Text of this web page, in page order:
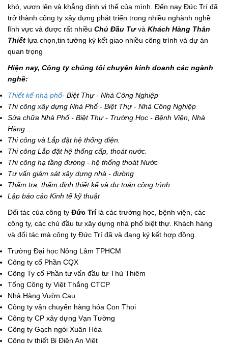
khó, vươn lên và khẳng định vị thế của mình. Đến nay Đức Trí đã
trở thành công ty xây dựng phát triển trong nhiều nghành nghề
lĩnh vực và được rất nhiều Chủ Đầu Tưvà Khách Hàng Thân
Thiết lựa chọn,tin tưởng ký kết giao nhiều công trình và dự án
quan trọng
Hiện nay, Công ty chúng tôi chuyên kinh doanh các ngành
nghề:
Thiết kế nhà phố- Biệt Thự - Nhà Công Nghiệp
Thi công xây dựng Nhà Phố - Biệt Thự - Nhà Công Nghiệp
Sửa chữa Nhà Phố - Biệt Thự - Trường Học - Bệnh Viện, Nhà
Hàng...
Thi công và Lắp đặt hệ thống điện.
Thi công Lắp đặt hệ thống cấp, thoát nước.
Thi công hạ tầng đường - hệ thống thoát Nước
Tư vấn giám sát xây dựng nhà - đường
Thẩm tra, thẩm định thiết kế và dự toán công trình
Lập báo cáo Kinh tế kỹ thuật
Đối tác của công ty Đức Trílà các trường học, bệnh viện, các
công ty, các chủ đầu tư xây dựng nhà phố biệt thự. Khách hàng
và đối tác mà công ty Đức Trí đã và đang ký kết hợp đồng.
Trường Đại học Nông Lâm TPHCM
Công ty cổ Phần CQX
Công Ty cổ Phần tư vấn đầu tư Thủ Thiêm
Tổng Công ty Việt Thắng CTCP
Nhà Hàng Vườn Cau
Công ty vận chuyển hàng hóa Con Thoi
Công ty CP xây dựng Vạn Tường
Công ty Gạch ngói Xuân Hòa
Công ty thiết Bi Điện An Việt